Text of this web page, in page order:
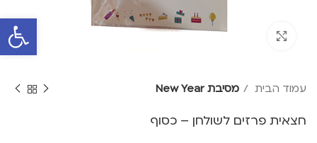
פתח
עמוד הבית מסיבת New Year
חצאית פרזים לשולחן – כסוף